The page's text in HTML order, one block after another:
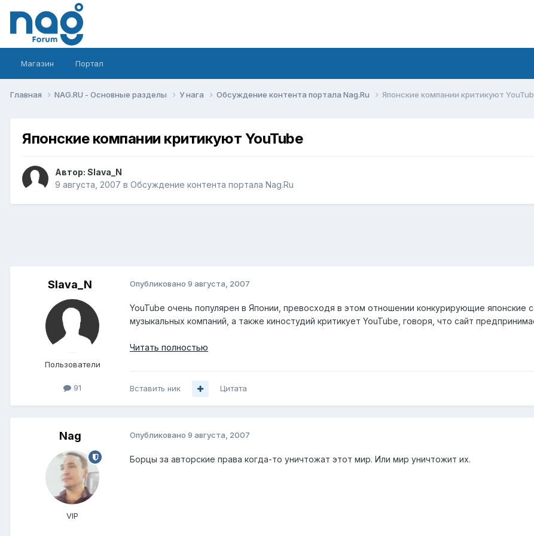
Магазин Портал
Главная NAG.RU - Основные разделы У нага Обсуждение контента портала Nag.Ru Японские компании критикуют
Японские компании критикуют YouTube
Автор: Slava_N
9 августа, 2007 в Обсуждение контента портала Nag.Ru
Slava_N
Пользователи
91
Опубликовано 9 августа, 2007
YouTube очень популярен в Японии, превосходя в этом отношении конкурирующие японские
музыкальных компаний, а также киностудий критикует YouTube, говоря, что сайт
Читать полностью
Вставить ник Цитата
Nag
VIP
Опубликовано 9 августа, 2007
Борцы за авторские права когда-то уничтожат этот мир. Или мир уничтожит их.